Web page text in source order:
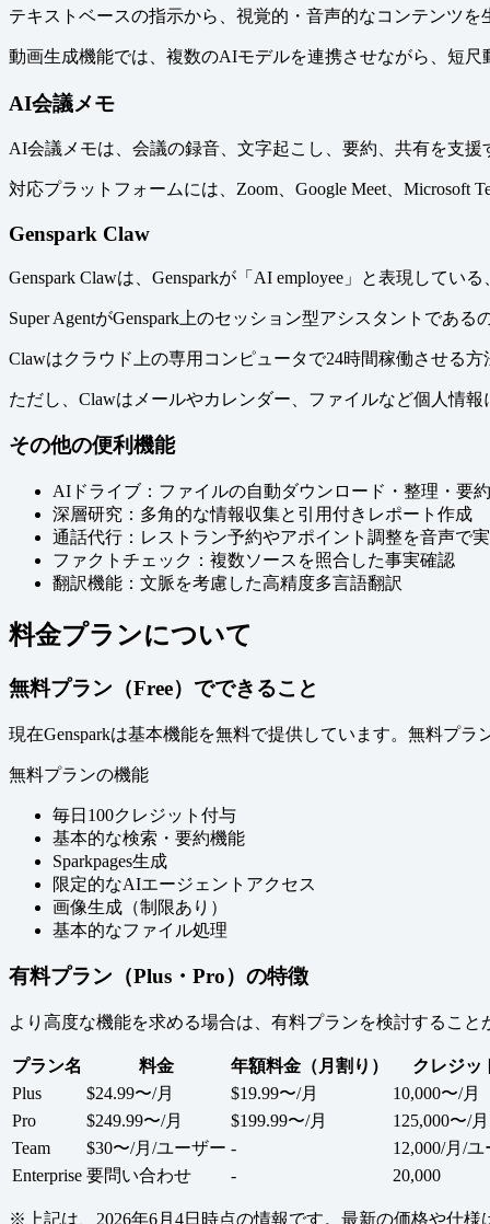
テキストベースの指示から、視覚的・音声的なコンテンツ
動画生成機能では、複数のAIモデルを連携させながら、短
AI会議メモ
AI会議メモは、会議の録音、文字起こし、要約、共有を支援
対応プラットフォームには、Zoom、Google Meet、Microsoft
Genspark Claw
Genspark Clawは、Gensparkが「AI employee」と表現してい
Super AgentがGenspark上のセッション型アシスタントであ
Clawはクラウド上の専用コンピュータで24時間稼働させる
ただし、Clawはメールやカレンダー、ファイルなど個人情
その他の便利機能
AIドライブ：ファイルの自動ダウンロード・整理・要約
深層研究：多角的な情報収集と引用付きレポート作成
通話代行：レストラン予約やアポイント調整を音声で
ファクトチェック：複数ソースを照合した事実確認
翻訳機能：文脈を考慮した高精度多言語翻訳
料金プランについて
無料プラン（Free）でできること
現在Gensparkは基本機能を無料で提供しています。無料プ
無料プランの機能
毎日100クレジット付与
基本的な検索・要約機能
Sparkpages生成
限定的なAIエージェントアクセス
画像生成（制限あり）
基本的なファイル処理
有料プラン（Plus・Pro）の特徴
より高度な機能を求める場合は、有料プランを検討すること
プラン名 料金 年額料金（月割り）
クレジッ
Plus
$24.99〜/月 $19.99〜/月
10,000〜/月
Pro
$249.99〜/月 $199.99〜/月
125,000〜/月
Team
$30〜/月/ユーザー -
12,000/月/
Enterprise 要問い合わせ - 20,000
※上記は、2026年6月4日時点の情報です。最新の価格や仕